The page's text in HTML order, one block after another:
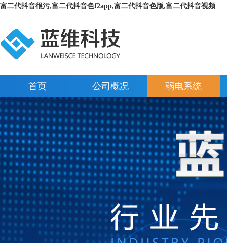
富二代抖音很污,富二代抖音色f2app,富二代抖音色版,富二代抖音视频
首页 公司概况 弱电系统